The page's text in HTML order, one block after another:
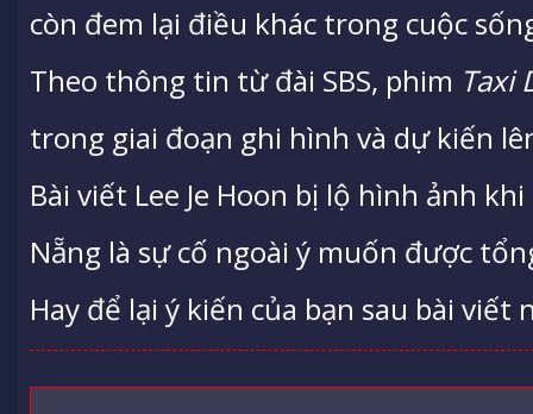
còn đem lại điều khác trong cuộc
Theo thông tin từ đài SBS, phim Taxi
trong giai đoạn ghi hình và dự kiến
Bài viết Lee Je Hoon bị lộ hình ảnh
Nẵng là sự cố ngoài ý muốn được
Hay để lại ý kiến của bạn sau bài viết